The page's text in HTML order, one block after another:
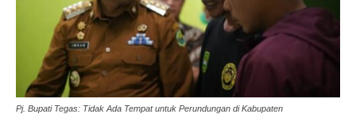
Pj. Bupati Tegas: Tidak Ada Tempat untuk Perundungan di Kabupaten